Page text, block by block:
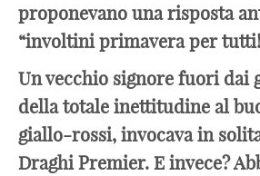
proponevano una risposta
“involtini primavera per
Un vecchio signore fuori dai
della totale inettitudine al
giallo-rossi, invocava in
Draghi Premier. E invece?